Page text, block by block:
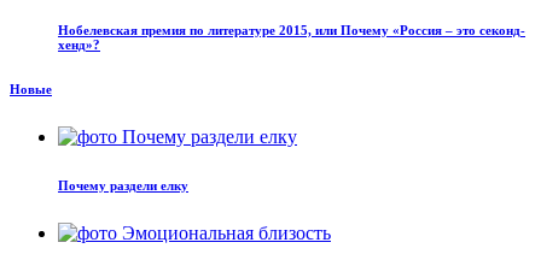
Нобелевская премия по литературе 2015, или Почему «Россия – это секонд-
хенд»?
Новые
Почему раздели елку